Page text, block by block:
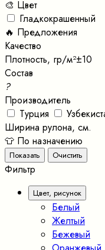
🎨 Цвет
Гладкокрашенный
🔥 Предложения
Качество
Плотность, гр/м²±10
Состав
?
Производитель
Турция
Ширина рулона, см.
👕 По назначению
Фильтр
Цвет, рисунок
Белый
Желтый
Бежевый